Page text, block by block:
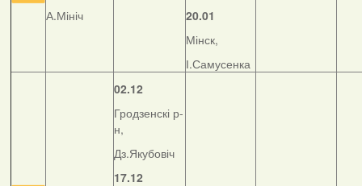
А.Мініч
20.01
Мінск,
І.Самусенка
02.12
Гродзенскі р-
н,
Дз.Якубовіч
17.12